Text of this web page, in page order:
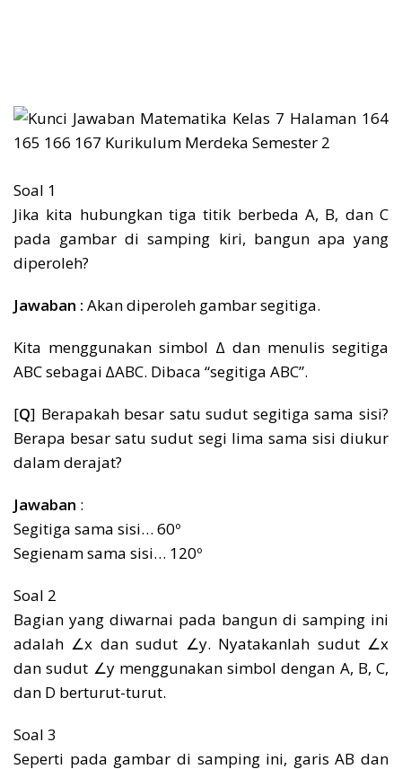
Soal 1
Jika kita hubungkan tiga titik berbeda A, B, dan C
pada gambar di samping kiri, bangun apa yang
diperoleh?
Jawaban : Akan diperoleh gambar segitiga.
Kita menggunakan simbol ∆ dan menulis segitiga
ABC sebagai ∆ABC. Dibaca “segitiga ABC”.
[Q] Berapakah besar satu sudut segitiga sama sisi?
Berapa besar satu sudut segi lima sama sisi diukur
dalam derajat?
Jawaban :
Segitiga sama sisi… 60º
Segienam sama sisi… 120º
Soal 2
Bagian yang diwarnai pada bangun di samping ini
adalah ∠x dan sudut ∠y. Nyatakanlah sudut ∠x
dan sudut ∠y menggunakan simbol dengan A, B, C,
dan D berturut-turut.
Soal 3
Seperti pada gambar di samping ini, garis AB dan